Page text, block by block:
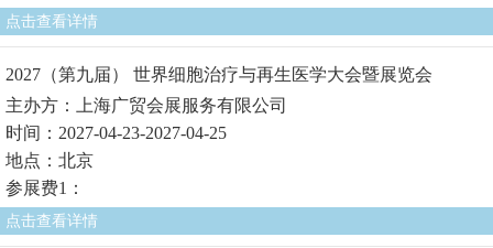
点击查看详情
2027（第九届） 世界细胞治疗与再生医学大会暨展览会
主办方：上海广贸会展服务有限公司
时间：2027-04-23-2027-04-25
地点：北京
参展费1：
点击查看详情